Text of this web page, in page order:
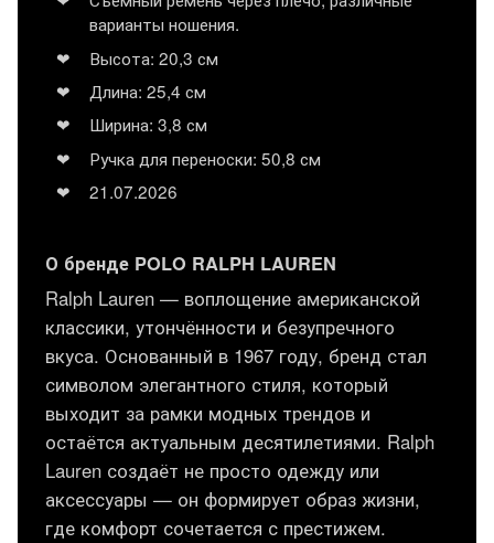
варианты ношения.
Высота: 20,3 см
Длина: 25,4 см
Ширина: 3,8 см
Ручка для переноски: 50,8 см
21.07.2026
О бренде POLO RALPH LAUREN
Ralph Lauren — воплощение американской
классики, утончённости и безупречного
вкуса. Основанный в 1967 году, бренд стал
символом элегантного стиля, который
выходит за рамки модных трендов и
остаётся актуальным десятилетиями. Ralph
Lauren создаёт не просто одежду или
аксессуары — он формирует образ жизни,
где комфорт сочетается с престижем.